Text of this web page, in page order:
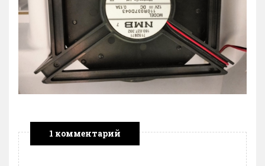
1 комментарий